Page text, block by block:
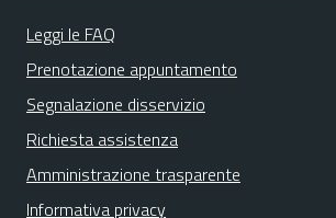
Leggi le FAQ
Prenotazione appuntamento
Segnalazione disservizio
Richiesta assistenza
Amministrazione trasparente
Informativa privacy